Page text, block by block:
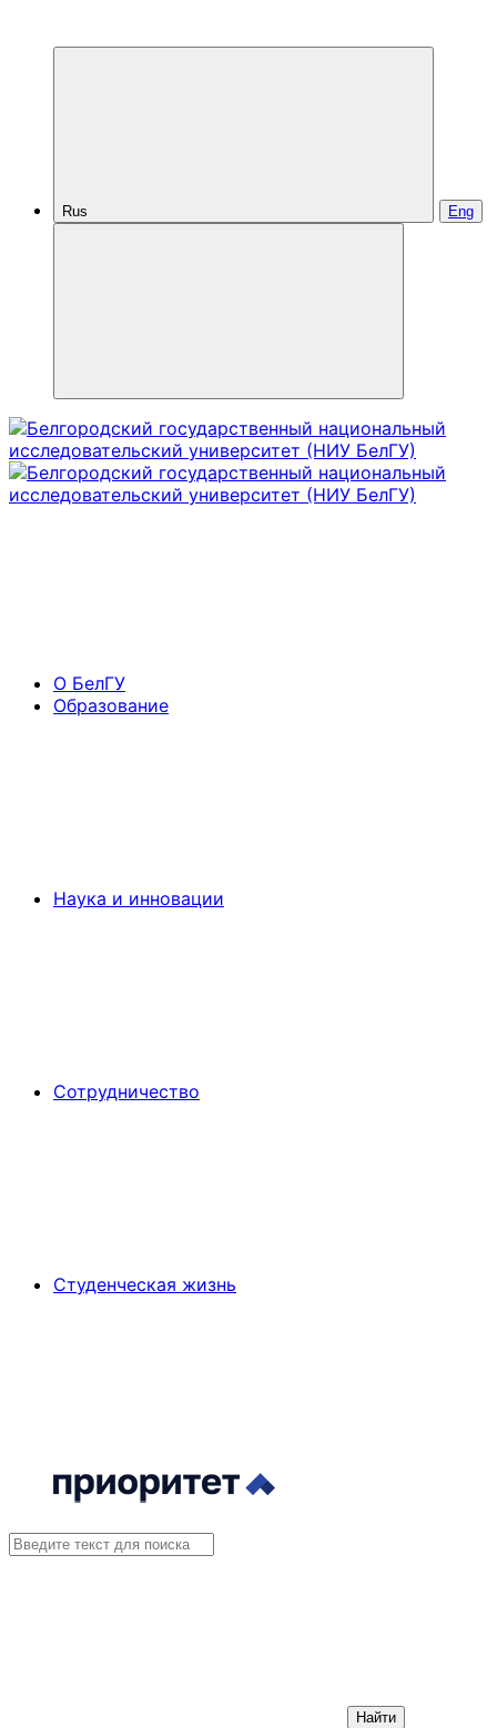
Rus Eng
О БелГУ
Образование
Наука и инновации
Сотрудничество
Студенческая жизнь
Найти